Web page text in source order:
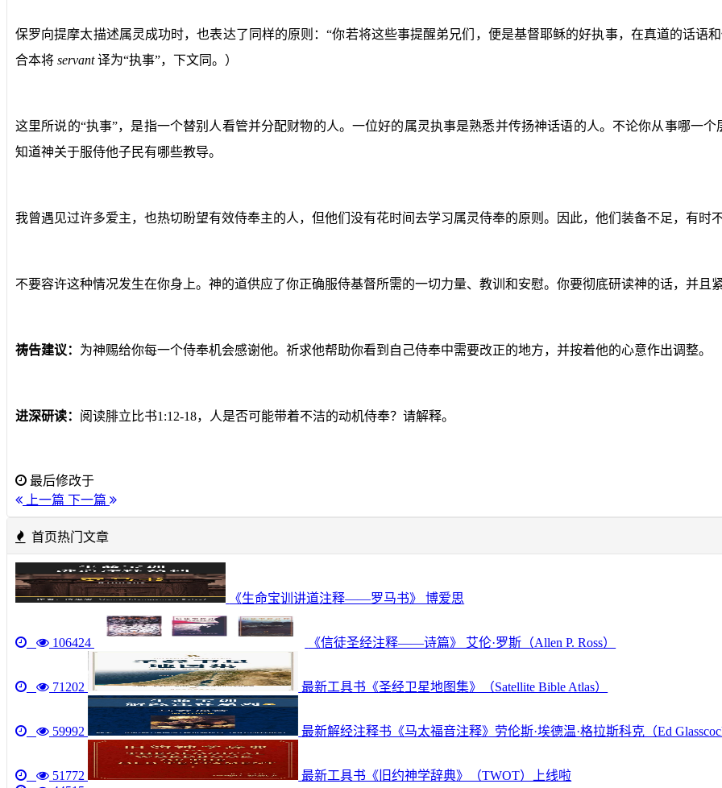
保罗向提摩太描述属灵成功时，也表达了同样的原则：“你若将这些事提醒弟兄们，便是基督耶稣的好执事，在真道的话语
合本将 servant译为“执事”，下文同。）
这里所说的“执事”，是指一个替别人看管并分配财物的人。一位好的属灵执事是熟悉并传扬神话语的人。不论你从事哪一
知道神关于服侍他子民有哪些教导。
我曾遇见过许多爱主，也热切盼望有效侍奉主的人，但他们没有花时间去学习属灵侍奉的原则。因此，他们装备不足，有时
不要容许这种情况发生在你身上。神的道供应了你正确服侍基督所需的一切力量、教训和安慰。你要彻底研读神的话，并且
祷告建议： 为神赐给你每一个侍奉机会感谢他。祈求他帮助你看到自己侍奉中需要改正的地方，并按着他的心意作出调整。
进深研读： 阅读腓立比书1:12-18，人是否可能带着不洁的动机侍奉？请解释。
最后修改于
上一篇 下一篇
首页热门文章
《生命宝训讲道注释——罗马书》 博爱思
106424 《信徒圣经注释——诗篇》 艾伦·罗斯（Allen P. Ross）
71202 最新工具书《圣经卫星地图集》（Satellite Bible Atlas）
59992 最新解经注释书《马太福音注释》劳伦斯·埃德温·格拉斯科克（Ed
51772
最新工具书《旧约神学辞典》（TWOT）上线啦